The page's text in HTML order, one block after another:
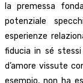
la premessa
potenziale
esperienze
fiducia in sé stessi
d’amore vissute
esempio, non ha